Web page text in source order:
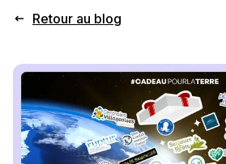
Retour au blog